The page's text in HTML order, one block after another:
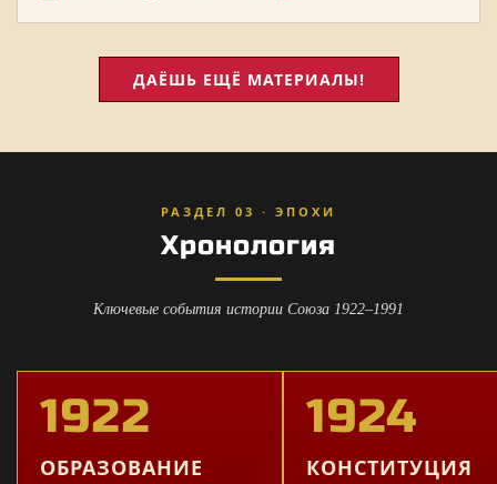
ДАЁШЬ ЕЩЁ МАТЕРИАЛЫ!
РАЗДЕЛ 03 · ЭПОХИ
Хронология
Ключевые события истории Союза 1922–1991
1922
ОБРАЗОВАНИЕ
1924
КОНСТИТУЦИЯ